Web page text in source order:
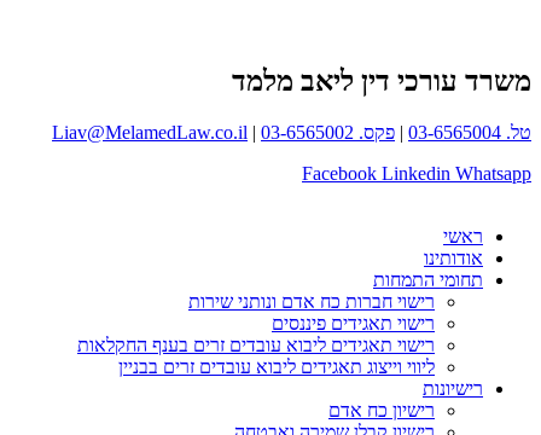
משרד עורכי דין ליאב מלמד
טל. 03-6565004 | פקס. 03-6565002 |
Liav@MelamedLaw.co.il
Facebook Linkedin Whatsapp
ראשי
אודותינו
תחומי התמחות
רישוי חברות כח אדם ונותני שירות
רישוי תאגידים פיננסים
רישוי תאגידים ליבוא עובדים זרים בענף החקלאות
ליווי וייצוג תאגידים ליבוא עובדים זרים בבניין
רישיונות
רישיון כח אדם